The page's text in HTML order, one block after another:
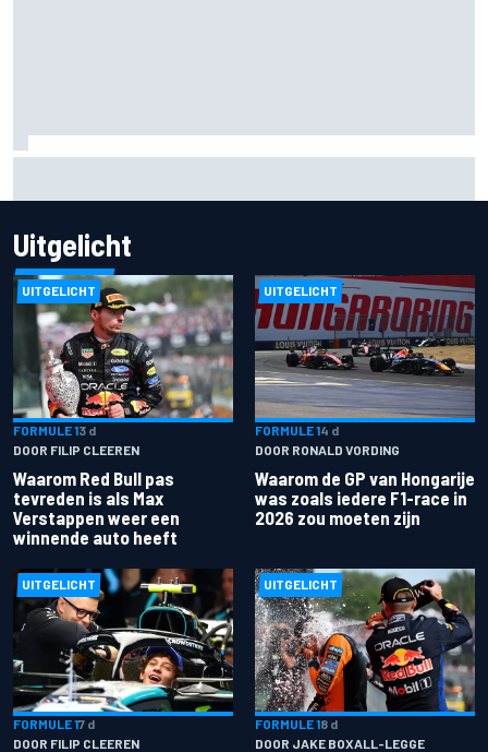
Uitgelicht
UITGELICHT
FORMULE 13 d
DOOR FILIP CLEEREN
Waarom Red Bull pas
tevreden is als Max
Verstappen weer een
winnende auto heeft
UITGELICHT
FORMULE 14 d
DOOR RONALD VORDING
Waarom de GP van Hongarije
was zoals iedere F1-race in
2026 zou moeten zijn
UITGELICHT
FORMULE 17 d
DOOR FILIP CLEEREN
UITGELICHT
FORMULE 18 d
DOOR JAKE BOXALL-LEGGE